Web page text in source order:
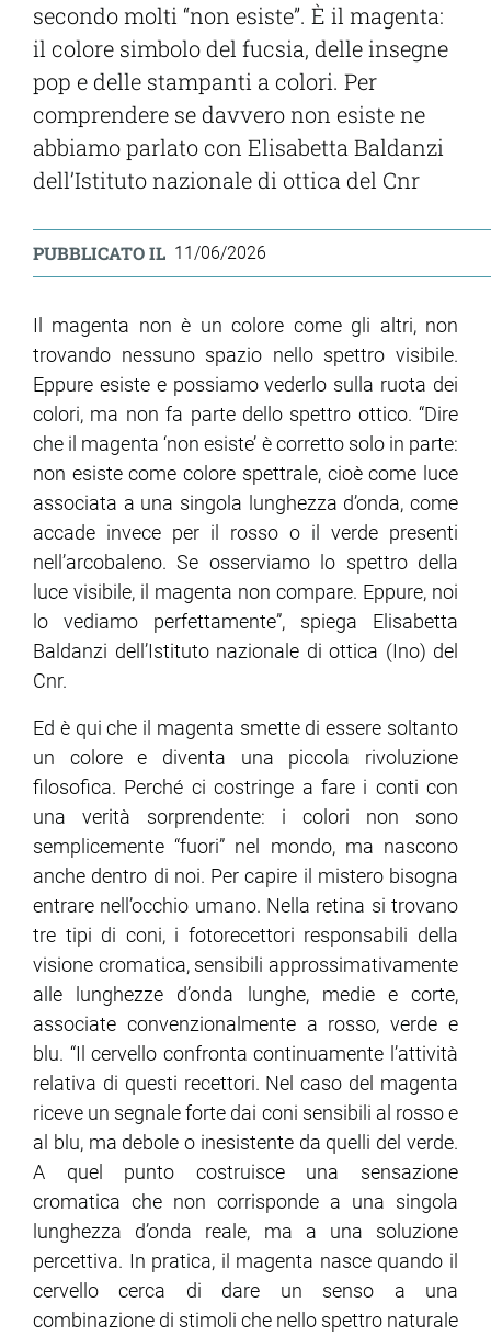
secondo molti “non esiste”. È il magenta:
il colore simbolo del fucsia, delle insegne
pop e delle stampanti a colori. Per
comprendere se davvero non esiste ne
abbiamo parlato con Elisabetta Baldanzi
dell’Istituto nazionale di ottica del Cnr
PUBBLICATO IL 11/06/2026
Il magenta non è un colore come gli altri, non
trovando nessuno spazio nello spettro visibile.
Eppure esiste e possiamo vederlo sulla ruota dei
colori, ma non fa parte dello spettro ottico. “Dire
che il magenta ‘non esiste’ è corretto solo in parte:
non esiste come colore spettrale, cioè come luce
associata a una singola lunghezza d’onda, come
accade invece per il rosso o il verde presenti
nell’arcobaleno. Se osserviamo lo spettro della
luce visibile, il magenta non compare. Eppure, noi
lo vediamo perfettamente”, spiega Elisabetta
Baldanzi dell’Istituto nazionale di ottica (Ino) del
Cnr.
Ed è qui che il magenta smette di essere soltanto
un colore e diventa una piccola rivoluzione
filosofica. Perché ci costringe a fare i conti con
una verità sorprendente: i colori non sono
semplicemente “fuori” nel mondo, ma nascono
anche dentro di noi. Per capire il mistero bisogna
entrare nell’occhio umano. Nella retina si trovano
tre tipi di coni, i fotorecettori responsabili della
visione cromatica, sensibili approssimativamente
alle lunghezze d’onda lunghe, medie e corte,
associate convenzionalmente a rosso, verde e
blu. “Il cervello confronta continuamente l’attività
relativa di questi recettori. Nel caso del magenta
riceve un segnale forte dai coni sensibili al rosso e
al blu, ma debole o inesistente da quelli del verde.
A quel punto costruisce una sensazione
cromatica che non corrisponde a una singola
lunghezza d’onda reale, ma a una soluzione
percettiva. In pratica, il magenta nasce quando il
cervello cerca di dare un senso a una
combinazione di stimoli che nello spettro naturale